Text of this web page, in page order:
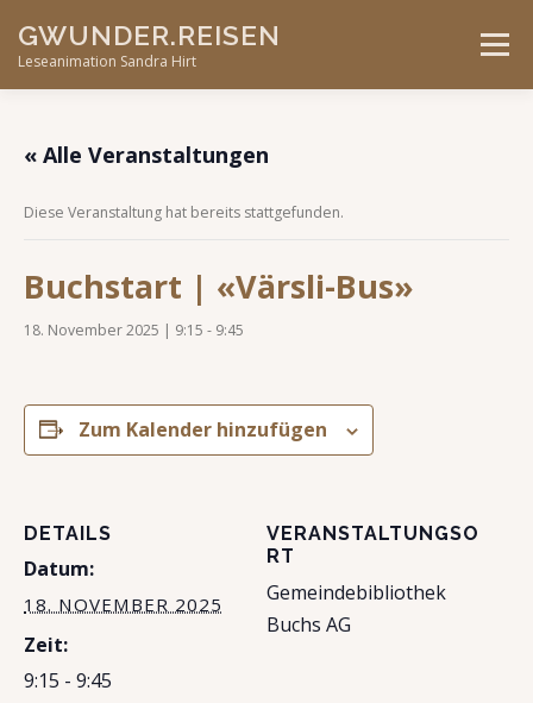
content
GWUNDER.REISEN
Leseanimation Sandra Hirt
Menu
VERANSTALTUNGEN
« Alle Veranstaltungen
Diese Veranstaltung hat bereits stattgefunden.
Buchstart | «Värsli-Bus»
18. November 2025 | 9:15 - 9:45
Zum Kalender hinzufügen
DETAILS
Datum:
18. NOVEMBER 2025
Zeit:
9:15 - 9:45
VERANSTALTUNGSO
RT
Gemeindebibliothek
Buchs AG